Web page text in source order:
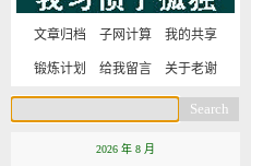
文章归档 子网计算 我的共享
锻炼计划 给我留言 关于老谢
2026 年 8 月